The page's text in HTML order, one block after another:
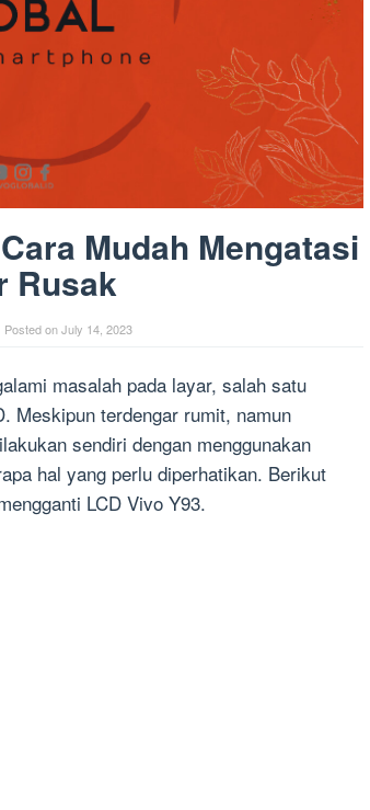
Mudah Mengatasi
Rusak
Posted onJuly 14, 2023
masalah pada layar, salah satu
Meskipun terdengar rumit, namun
sendiri dengan menggunakan
hal yang perlu diperhatikan. Berikut
LCD Vivo Y93.